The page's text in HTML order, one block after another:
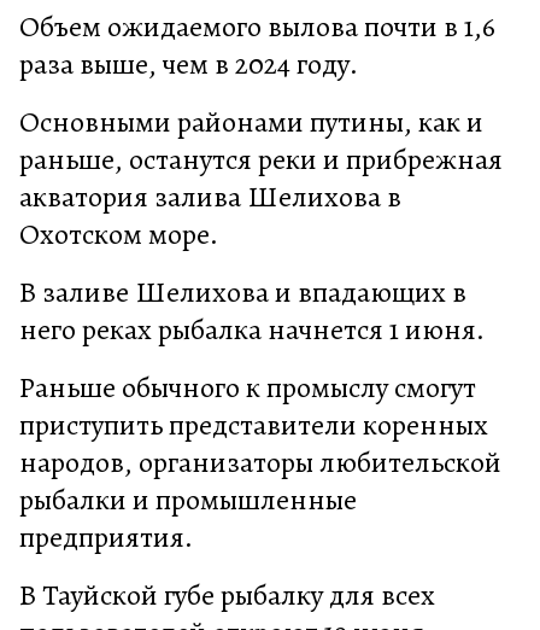
Объем ожидаемого вылова почти в 1,6
раза выше, чем в 2024 году.
Основными районами путины, как и
раньше, останутся реки и прибрежная
акватория залива Шелихова в
Охотском море.
В заливе Шелихова и впадающих в
него реках рыбалка начнется 1 июня.
Раньше обычного к промыслу смогут
приступить представители коренных
народов, организаторы любительской
рыбалки и промышленные
предприятия.
В Тауйской губе рыбалку для всех